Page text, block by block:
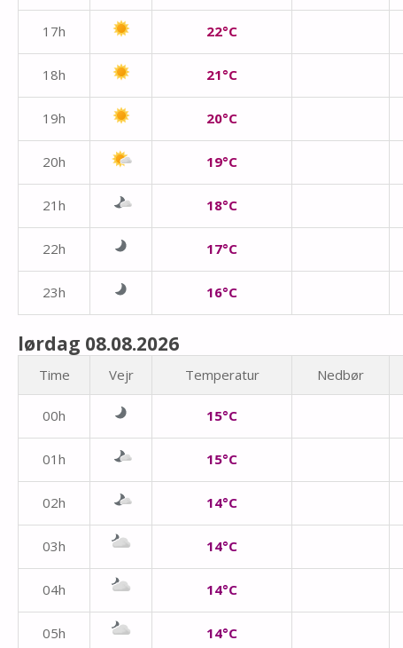
17h 22°C
18h 21°C
19h 20°C
20h 19°C
21h 18°C
22h 17°C
23h 16°C
lørdag 08.08.2026
Time Vejr Temperatur Nedbør
00h 15°C
01h 15°C
02h 14°C
03h 14°C
04h 14°C
05h 14°C